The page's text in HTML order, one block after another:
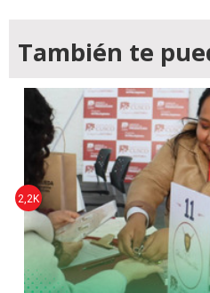
También te
2,2K